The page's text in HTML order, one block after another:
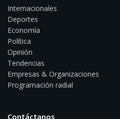
Internacionales
Deportes
Economía
Política
Opinión
Tendencias
Empresas & Organizaciones
Programación radial
Contáctanos